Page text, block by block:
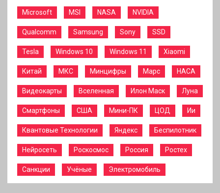
Microsoft MSI NASA NVIDIA
Qualcomm Samsung Sony SSD
Tesla Windows 10 Windows 11 Xiaomi
Китай МКС Минцифры Марс НАСА
Видеокарты Вселенная Илон Маск Луна
Смартфоны США Мини-ПК ЦОД Ии
Квантовые Технологии Яндекс Беспилотник
Нейросеть Роскосмос Россия Ростех
Санкции Учёные Электромобиль